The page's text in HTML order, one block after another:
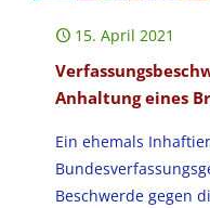
15. April 2021
Anhaltung eines
Ein ehemals
Beschwerde gegen